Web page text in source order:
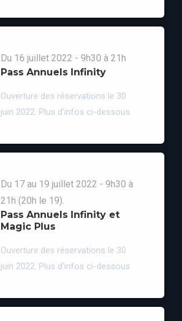
Du 16 juillet 2022 - 9h30 à 21h
Pass Annuels Infinity
Ouverture des réservations le 30
juin 2022. Plus d'infos ci-dessous
Du 17 au 19 juillet 2022 - 9h30 à
21h (20h le 19).
Pass Annuels Infinity et
Magic Plus
Ouverture des réservations le 30
juin 2022. Plus d'infos ci-dessous